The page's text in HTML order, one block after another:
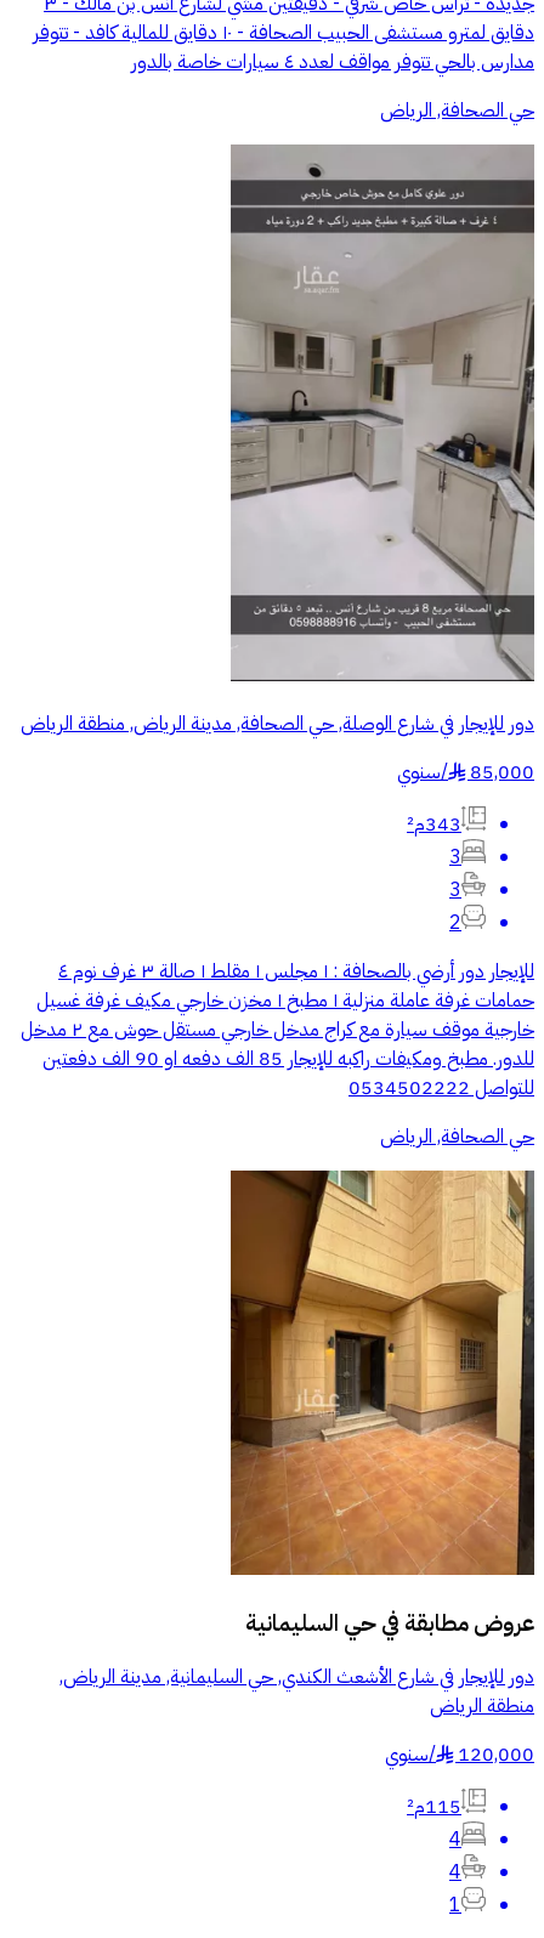
دقايق لمترو مستشفى الحبيب الصحافة - ١٠ دقايق للمالية كافد - تتوفر
مدارس بالحي تتوفر مواقف لعدد ٤ سيارات خاصة بالدور
حي الصحافة, الرياض
دور للإيجار في شارع الوصلة, حي الصحافة, مدينة الرياض, منطقة الرياض
85,000
§
/سنوي
343م²
3
3
2
للإيجار دور أرضي بالصحافة : ١ مجلس ١ مقلط ١ صالة ٣ غرف نوم ٤
حمامات غرفة عاملة منزلية ١ مطبخ ١ مخزن خارجي مكيف غرفة غسيل
خارجية موقف سيارة مع كراج مدخل خارجي مستقل حوش مع ٢ مدخل
للدور. مطبخ ومكيفات راكبه للإيجار 85 الف دفعه او 90 الف دفعتين
للتواصل 0534502222
حي الصحافة, الرياض
عروض مطابقة فيحي السليمانية
دور للإيجار في شارع الأشعث الكندي, حي السليمانية, مدينة الرياض,
منطقة الرياض
120,000
§
/سنوي
115م²
4
4
1